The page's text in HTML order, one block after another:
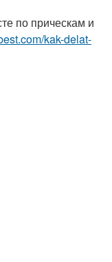
по прическам и
kak-delat-